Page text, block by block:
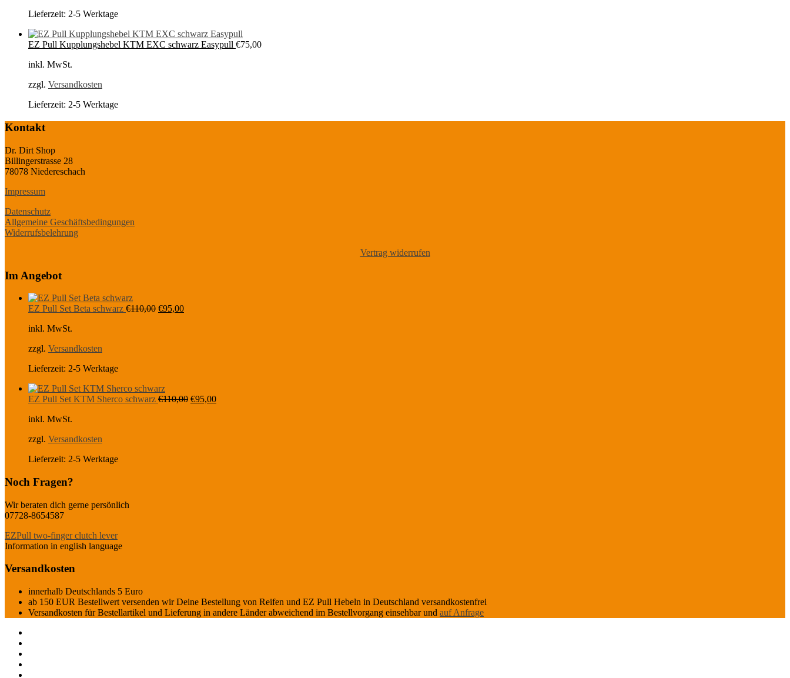
Lieferzeit: 2-5 Werktage
EZ Pull Kupplungshebel KTM EXC schwarz Easypull €75,00
inkl. MwSt.
zzgl. Versandkosten
Lieferzeit: 2-5 Werktage
Kontakt
Dr. Dirt Shop
Billingerstrasse 28
78078 Niedereschach
Impressum
Datenschutz
Allgemeine Geschäftsbedingungen
Widerrufsbelehrung
Vertrag widerrufen
Im Angebot
EZ Pull Set Beta schwarz €110,00 Ursprünglicher
€95,00Aktueller
inkl. MwSt.
zzgl. Versandkosten
Lieferzeit: 2-5 Werktage
EZ Pull Set KTM Sherco schwarz €110,00 Ursprünglicher
€95,00Aktueller
inkl. MwSt.
zzgl. Versandkosten
Lieferzeit: 2-5 Werktage
Noch Fragen?
Wir beraten dich gerne persönlich
07728-8654587
EZPull two-finger clutch lever
Information in english language
Versandkosten
innerhalb Deutschlands 5 Euro
ab 150 EUR Bestellwert versenden wir Deine Bestellung von Reifen und EZ Pull Hebeln in Deutschland versandkostenfrei
Versandkosten für Bestellartikel und Lieferung in andere Länder abweichend im Bestellvorgang einsehbar und auf Anfrage